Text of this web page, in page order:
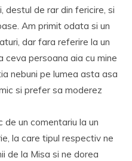
destul de rar din fericire, si
Am primit odata si un
dar fara referire la un
ceva persoana aia cu mine
nebuni pe lumea asta asa
si prefer sa moderez
de un comentariu la un
la care tipul respectiv ne
de la Misa si ne dorea